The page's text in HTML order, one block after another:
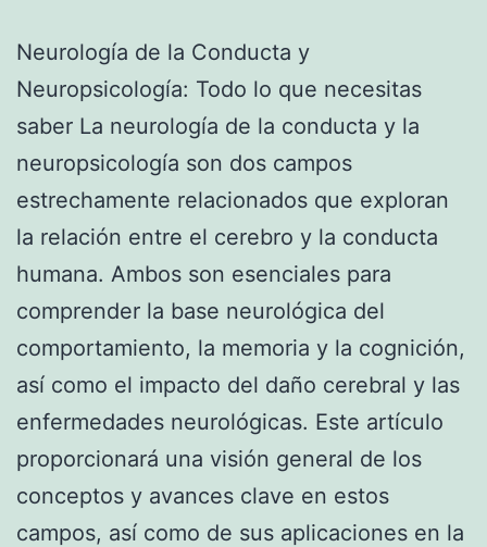
Neurología de la Conducta y
Neuropsicología: Todo lo que necesitas
saber La neurología de la conducta y la
neuropsicología son dos campos
estrechamente relacionados que exploran
la relación entre el cerebro y la conducta
humana. Ambos son esenciales para
comprender la base neurológica del
comportamiento, la memoria y la cognición,
así como el impacto del daño cerebral y las
enfermedades neurológicas. Este artículo
proporcionará una visión general de los
conceptos y avances clave en estos
campos, así como de sus aplicaciones en la